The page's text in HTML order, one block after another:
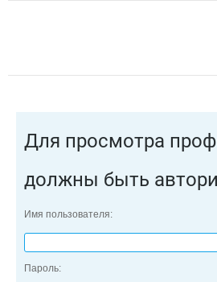
Для просмотра
должны быть
Имя пользователя:
Пароль: